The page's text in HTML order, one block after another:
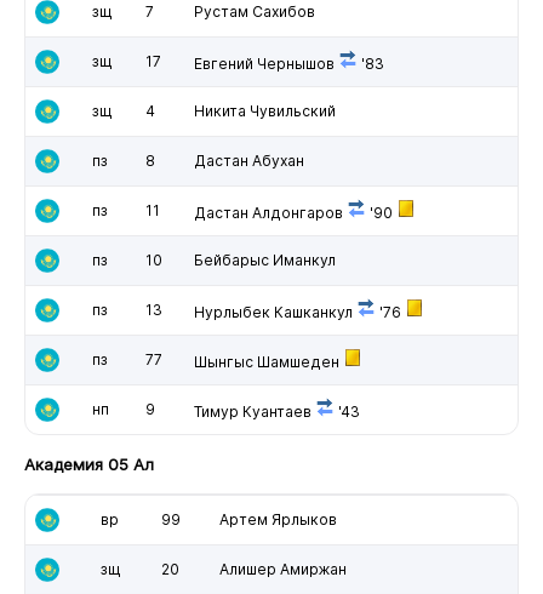
зщ 7 Рустам Сахибов
зщ 17 Евгений Чернышов '83
зщ 4 Никита Чувильский
пз 8 Дастан Абухан
пз 11 Дастан Алдонгаров '90
пз 10 Бейбарыс Иманкул
пз 13 Нурлыбек Кашканкул '76
пз 77 Шынгыс Шамшеден
нп 9 Тимур Куантаев '43
Академия 05 Ал
вр 99 Артем Ярлыков
зщ 20 Алишер Амиржан